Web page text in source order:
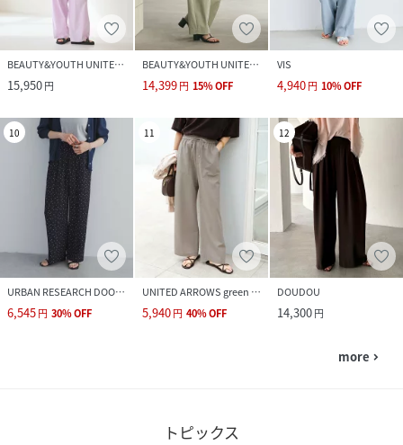
BEAUTY&YOUTH UNITED ARROWS
15,950円
BEAUTY&YOUTH UNITED ARROWS
14,399円 15%OFF
VIS
4,940円 10%OFF
10
URBAN RESEARCH DOORS
6,545円 30%OFF
11
UNITED ARROWS green label relaxing
5,940円 40%OFF
12
DOUDOU
14,300円
more navigate_next
トピックス